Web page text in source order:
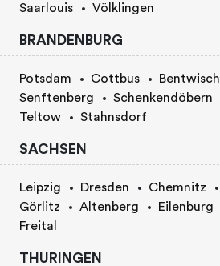
Saarlouis
Völklingen
BRANDENBURG
Potsdam Cottbus Bentwisch
Senftenberg
Schenkendöbern
Teltow
Stahnsdorf
SACHSEN
Leipzig Dresden Chemnitz
Görlitz
Altenberg Eilenburg
Freital
THURINGEN